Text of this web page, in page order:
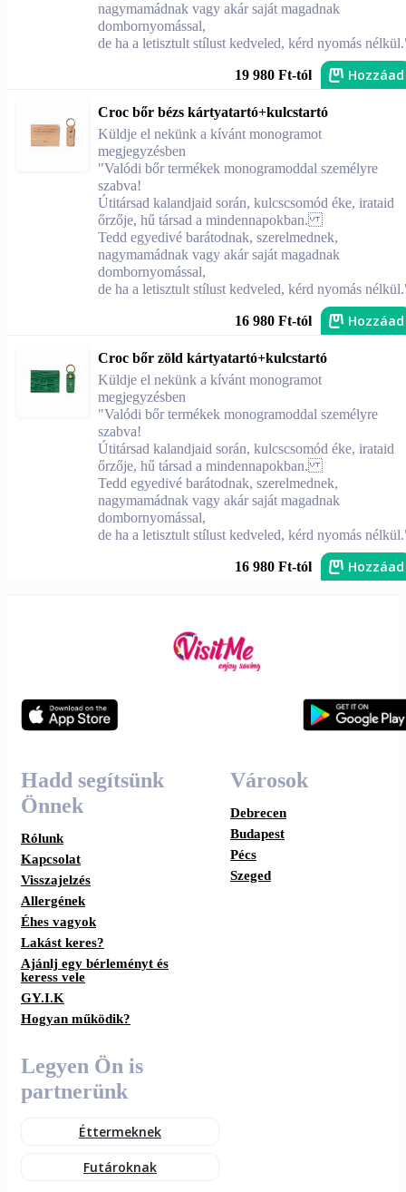
nagymamádnak vagy akár saját magadnak
dombornyomással,
de ha a letisztult stílust kedveled, kérd nyomás
19 980 Ft-tól Hozzáad
Croc bőr bézs kártyatartó+kulcstartó
Küldje el nekünk a kívánt monogramot
megjegyzésben
"Valódi bőr termékek monogramoddal személyre
szabva!
Útitársad kalandjaid során, kulcscsomód éke, irataid
őrzője, hű társad a mindennapokban.
Tedd egyedivé barátodnak, szerelmednek,
nagymamádnak vagy akár saját magadnak
dombornyomással,
de ha a letisztult stílust kedveled, kérd nyomás
16 980 Ft-tól Hozzáad
Croc bőr zöld kártyatartó+kulcstartó
Küldje el nekünk a kívánt monogramot
megjegyzésben
"Valódi bőr termékek monogramoddal személyre
szabva!
Útitársad kalandjaid során, kulcscsomód éke, irataid
őrzője, hű társad a mindennapokban.
Tedd egyedivé barátodnak, szerelmednek,
nagymamádnak vagy akár saját magadnak
dombornyomással,
de ha a letisztult stílust kedveled, kérd nyomás
16 980 Ft-tól Hozzáad
Hadd segítsünk
Önnek
Rólunk
Kapcsolat
Visszajelzés
Allergének
Éhes vagyok
Lakást keres?
Ajánlj egy bérleményt és
keress vele
GY.I.K
Hogyan működik?
Városok
Debrecen
Budapest
Pécs
Szeged
Legyen Ön is
partnerünk
Éttermeknek
Futároknak